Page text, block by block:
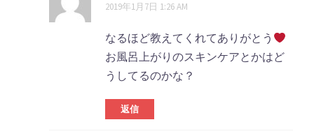
2019年1月7日 1:26 AM
なるほど教えてくれてありがとう
お風呂上がりのスキンケアとかはど
うしてるのかな？
返信